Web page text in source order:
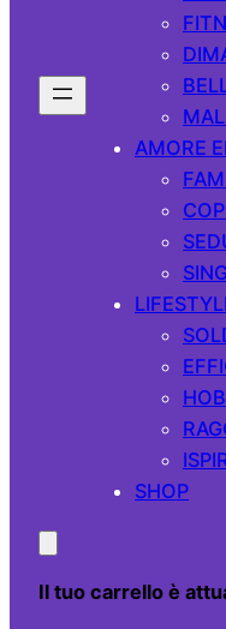
AMORE
SHOP
Il tuo carrello è